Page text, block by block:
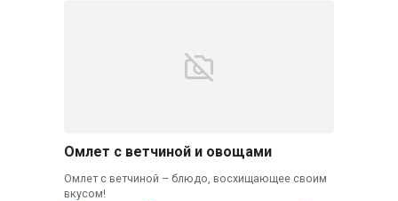
Омлет с ветчиной и овощами
Омлет с ветчиной – блюдо, восхищающее своим
вкусом!